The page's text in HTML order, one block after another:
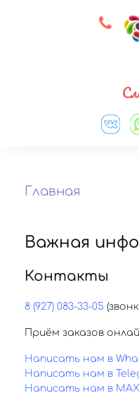
8
Главная
Важная
Контакты
8 (927) 083-33-05
Приём заказов
Написать нам в
Написать нам в
Написать нам в MAX